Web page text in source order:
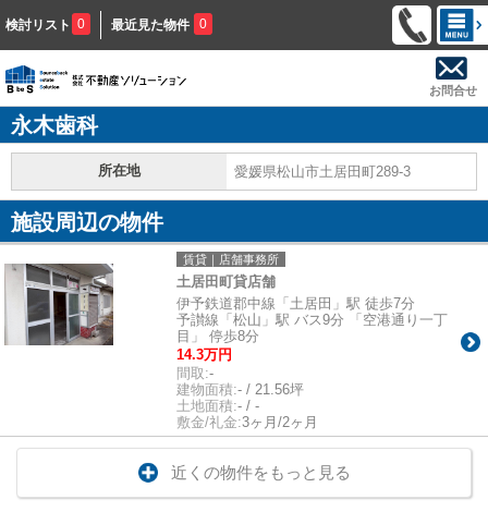
検討リスト 0 最近見た物件 0
お問合せ
永木歯科
所在地 愛媛県松山市土居田町289-3
施設周辺の物件
賃貸｜店舗事務所
土居田町貸店舗
伊予鉄道郡中線「土居田」駅 徒歩7分
予讃線「松山」駅 バス9分 「空港通り一丁
目」 停歩8分
14.3万円
間取:-
建物面積:- / 21.56坪
土地面積:- / -
敷金/礼金:3ヶ月/2ヶ月
近くの物件をもっと見る